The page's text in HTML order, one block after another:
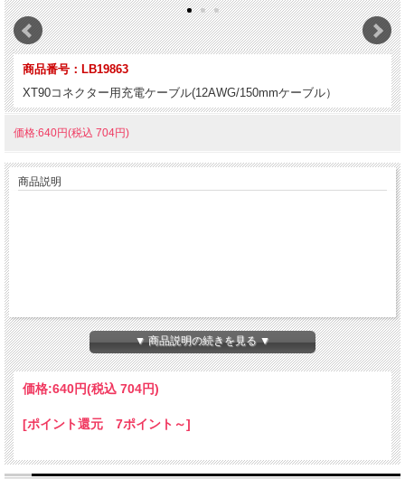
商品番号：LB19863
XT90コネクター用充電ケーブル(12AWG/150mmケーブル）
価格:640円(税込 704円)
商品説明
▼ 商品説明の続きを見る ▼
価格:640円(税込 704円)
[ポイント還元 7ポイント～]